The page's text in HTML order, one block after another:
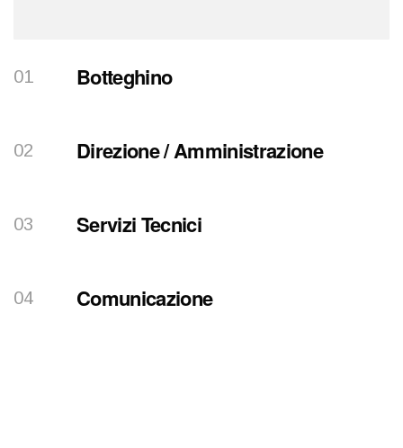
Botteghino
Direzione / Amministrazione
Servizi Tecnici
Comunicazione